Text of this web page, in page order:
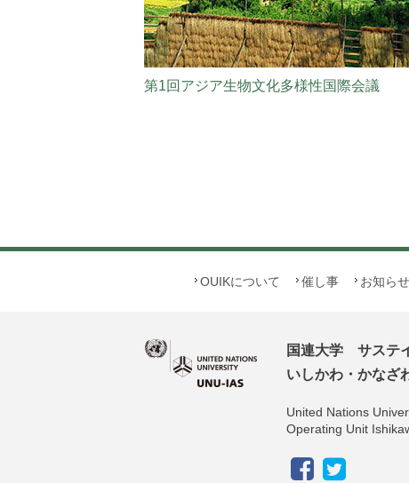
第1回アジア生物文化多様性国際会議
OUIKについて 催し事 お知らせ
国連大学 サステ
いしかわ・かなざ
United Nations
Operating Unit